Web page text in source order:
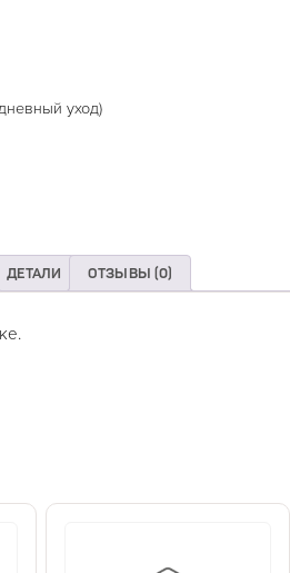
уход)
ДЕТАЛИ ОТЗЫВЫ (0)